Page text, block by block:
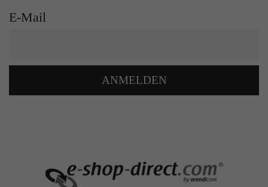
E-Mail
ANMELDEN